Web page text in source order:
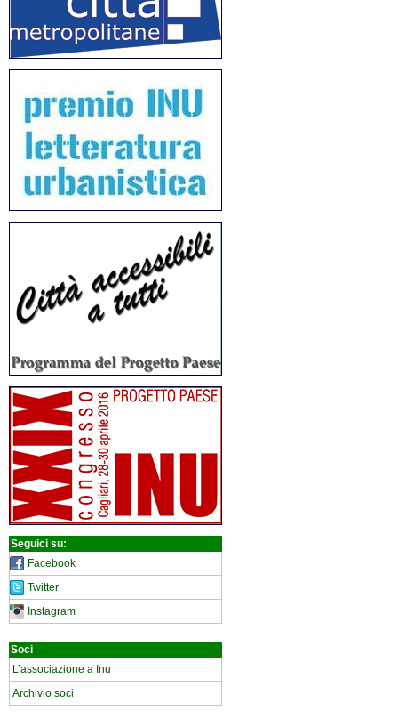
Seguici su:
Facebook
Twitter
Instagram
Soci
L’associazione a Inu
Archivio soci